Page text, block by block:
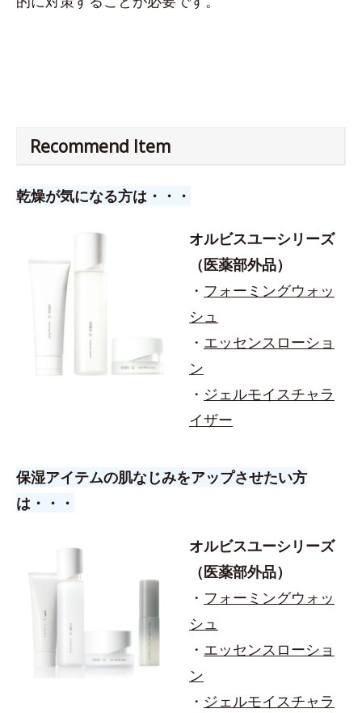
Recommend Item
乾燥が気になる方は・・・
オルビスユーシリーズ
（医薬部外品）
・ フォーミングウォッ
シュ
・ エッセンスローショ
ン
・ ジェルモイスチャラ
イザー
保湿アイテムの肌なじみをアップさせたい方
は・・・
オルビスユーシリーズ
（医薬部外品）
・ フォーミングウォッ
シュ
・ エッセンスローショ
ン
・ ジェルモイスチャラ